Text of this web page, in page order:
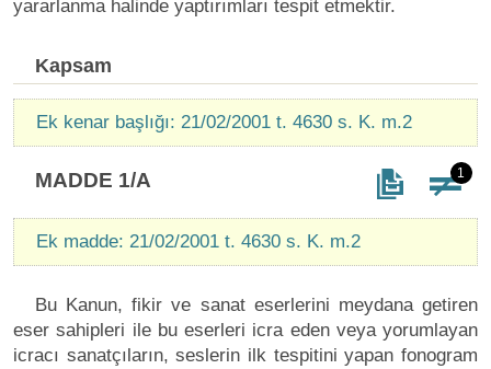
yararlanma halinde yaptırımları tespit etmektir.
Kapsam
Ek kenar başlığı: 21/02/2001 t. 4630 s. K. m.2
MADDE 1/A 1
Ek madde: 21/02/2001 t. 4630 s. K. m.2
Bu Kanun, fikir ve sanat eserlerini meydana getiren
eser sahipleri ile bu eserleri icra eden veya yorumlayan
icracı sanatçıların, seslerin ilk tespitini yapan fonogram